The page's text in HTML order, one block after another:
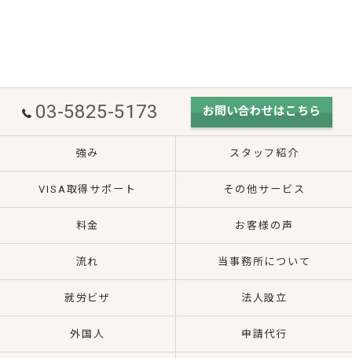
03-5825-5173 お問い合わせはこちら
強み スタッフ紹介
VISA取得サポート その他サービス
料金 お客様の声
流れ 当事務所について
就労ビザ 法人設立
外国人 申請代行